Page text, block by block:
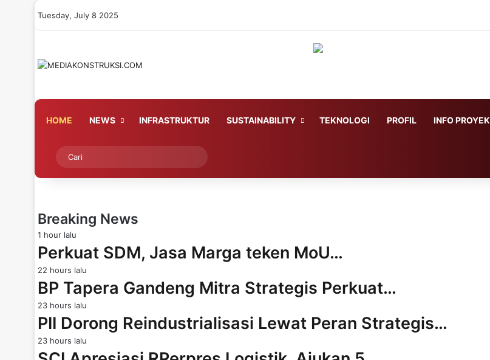
Tuesday, July 8 2025
HOME NEWS INFRASTRUKTUR SUSTAINABILITY TEKNOLOGI PROFIL INFO PROYEK
Switch skin
Breaking News
1 hour lalu
Perkuat SDM, Jasa Marga teken MoU…
22 hours lalu
BP Tapera Gandeng Mitra Strategis Perkuat…
23 hours lalu
PII Dorong Reindustrialisasi Lewat Peran Strategis…
23 hours lalu